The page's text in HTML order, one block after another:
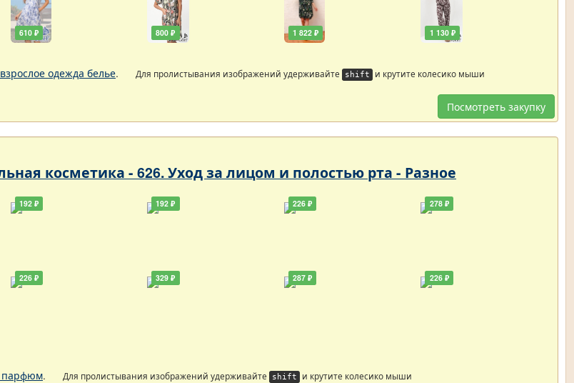
610 ₽ 800 ₽ 1 822 ₽ 1 130 ₽
одежда белье. Для пролистывания изображений удерживайте shift и крутите колесико мыши
Посмотреть закупку
косметика - 626. Уход за лицом и полостью рта - Разное
192 ₽
226 ₽
192 ₽
329 ₽
226 ₽
287 ₽
278 ₽
226 ₽
парфюм. Для пролистывания изображений удерживайте shift и крутите колесико мыши